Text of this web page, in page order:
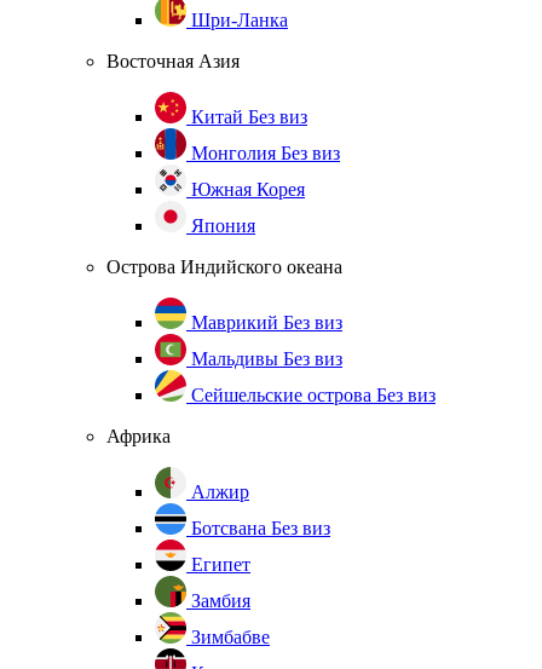
Шри-Ланка
Восточная Азия
Китай Без виз
Монголия Без виз
Южная Корея
Япония
Острова Индийского океана
Маврикий Без виз
Мальдивы Без виз
Сейшельские острова Без виз
Африка
Алжир
Ботсвана Без виз
Египет
Замбия
Зимбабве